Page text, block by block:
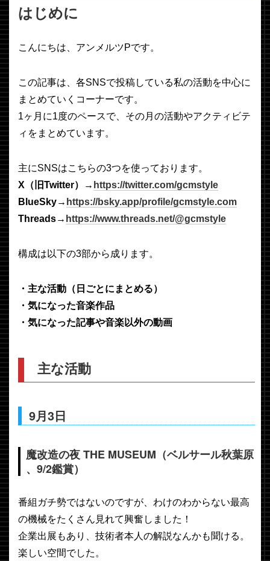
はじめに
こんにちは、アンメルツPです。
この記事は、各SNSで投稿している私の活動を中心に
まとめていくコーナーです。
1ヶ月に1度のペースで、その月の活動やアクティビテ
ィをまとめています。
主にSNSはこちらの3つを使っております。
X（旧Twitter）→ https://twitter.com/gcmstyle
BlueSky→ https://bsky.app/profile/gcmstyle.com
Threads→ https://www.threads.net/@gcmstyle
構成は以下の3部から成ります。
・主な活動（日ごとにまとめる）
・気になった音楽作品
・気になった記事や音楽以外の動画
主な活動
9月3日
魔改造の夜 THE MUSEUM（ベルサール秋葉原
、9/2鑑賞）
番組ガチ勢ではないのですが、わけのわからない最高
の機械をたくさん見れて興奮しました！
企業出展もあり、技術者本人の解説なんかも聞ける。
楽しい空間でした。